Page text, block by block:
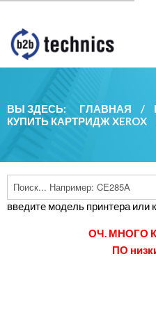
ВЫ ЗДЕСЬ: ГЛАВНАЯ /
КУПИТЬ КАРТРИДЖ XEROX
введите модель принтера или
ОЧ. МНОГО
ПО